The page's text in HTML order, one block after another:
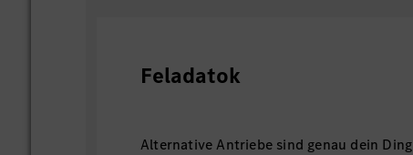
Feladatok
Alternative Antriebe sind genau dein Ding